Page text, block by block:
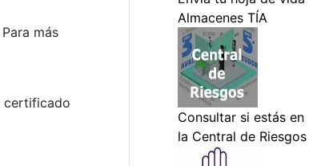
más
certificado